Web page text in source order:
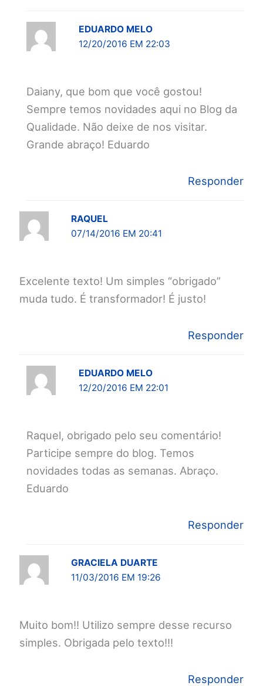
EDUARDO MELO
12/20/2016 EM 22:03
Daiany, que bom que você gostou!
Sempre temos novidades aqui no Blog da
Qualidade. Não deixe de nos visitar.
Grande abraço! Eduardo
Responder
RAQUEL
07/14/2016 EM 20:41
Excelente texto! Um simples “obrigado”
muda tudo. É transformador! É justo!
Responder
EDUARDO MELO
12/20/2016 EM 22:01
Raquel, obrigado pelo seu comentário!
Participe sempre do blog. Temos
novidades todas as semanas. Abraço.
Eduardo
Responder
GRACIELA DUARTE
11/03/2016 EM 19:26
Muito bom!! Utilizo sempre desse recurso
simples. Obrigada pelo texto!!!
Responder